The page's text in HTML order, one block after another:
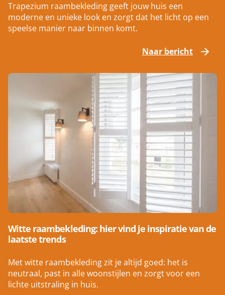
Trapezium raambekleding geeft jouw huis een
moderne en unieke look en zorgt dat het licht op een
speelse manier naar binnen komt.
Naar bericht
Witte raambekleding: hier vind je inspiratie van de
laatste trends
Met witte raambekleding zit je altijd goed: het is
neutraal, past in alle woonstijlen en zorgt voor een
lichte uitstraling in huis.